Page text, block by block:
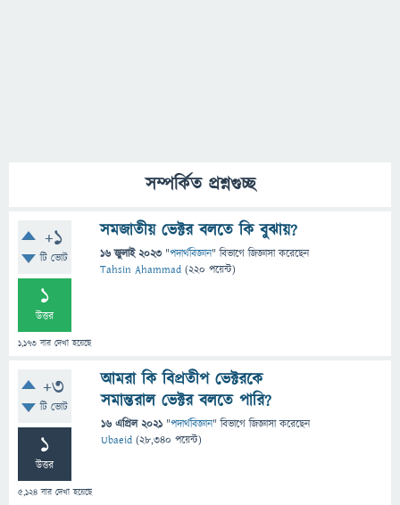
সম্পর্কিত প্রশ্নগুচ্ছ
+1
টি ভোট
1
উত্তর
1,173 বার দেখা হয়েছে
সমজাতীয় ভেক্টর বলতে কি বুঝায়?
16 জুলাই 2023 "পদার্থবিজ্ঞান" বিভাগে জিজ্ঞাসাকরেছেন
Tahsin Ahammad (220 পয়েন্ট)
+3
টি ভোট
1
উত্তর
5,124 বার দেখা হয়েছে
আমরা কি বিপ্রতীপ ভেক্টরকে
সমান্তরাল ভেক্টর বলতে পারি?
16 এপ্রিল 2021 "পদার্থবিজ্ঞান" বিভাগে জিজ্ঞাসাকরেছেন
Ubaeid (28,340 পয়েন্ট)